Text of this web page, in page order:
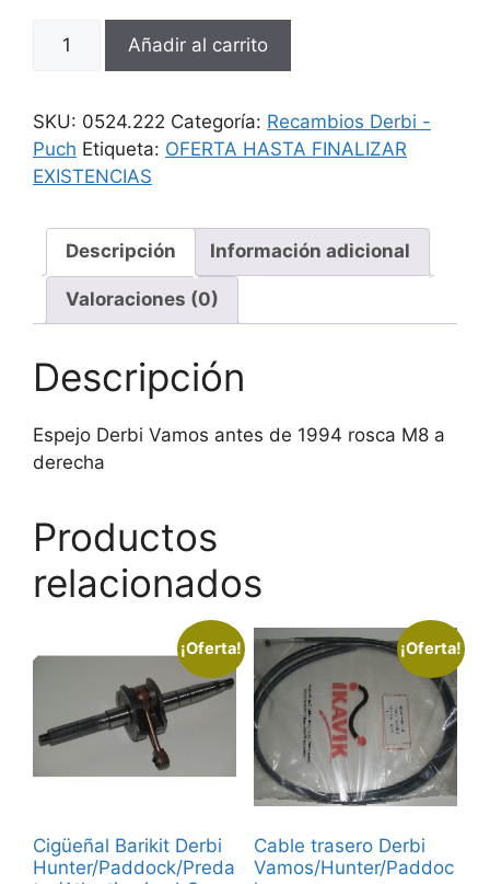
Derbi
antes
de
1994
Añadir al carrito
SKU: 0524.222 Categoría: Recambios Derbi -
Puch Etiqueta: OFERTA HASTA FINALIZAR
EXISTENCIAS
Descripción Información adicional
Valoraciones (0)
Descripción
Espejo Derbi Vamos antes de 1994 rosca M8 a
derecha
Productos
relacionados
¡Oferta!
Cigüeñal Barikit Derbi
Hunter/Paddock/Preda
¡Oferta!
Cable trasero Derbi
Vamos/Hunter/Paddoc